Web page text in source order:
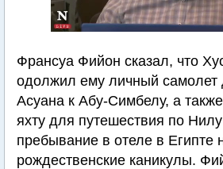
Франсуа Фийон сказал, что
одолжил ему личный самолет
Асуана к Абу-Симбелу, а
яхту для путешествия по
пребывание в отеле в Египте
рождественские каникулы.